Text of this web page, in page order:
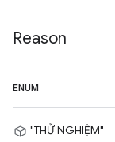
Reason
ENUM
"THỬ NGHIỆM"